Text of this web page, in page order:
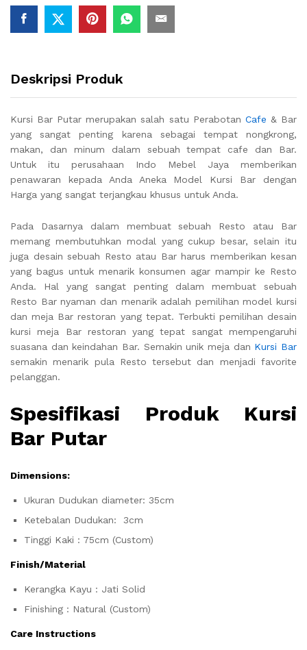
Deskripsi Produk
Kursi Bar Putar merupakan salah satu Perabotan Cafe & Bar
yang sangat penting karena sebagai tempat nongkrong,
makan, dan minum dalam sebuah tempat cafe dan Bar.
Untuk itu perusahaan Indo Mebel Jaya memberikan
penawaran kepada Anda Aneka Model Kursi Bar dengan
Harga yang sangat terjangkau khusus untuk Anda.
Pada Dasarnya dalam membuat sebuah Resto atau Bar
memang membutuhkan modal yang cukup besar, selain itu
juga desain sebuah Resto atau Bar harus memberikan kesan
yang bagus untuk menarik konsumen agar mampir ke Resto
Anda. Hal yang sangat penting dalam membuat sebuah
Resto Bar nyaman dan menarik adalah pemilihan model kursi
dan meja Bar restoran yang tepat. Terbukti pemilihan desain
kursi meja Bar restoran yang tepat sangat mempengaruhi
suasana dan keindahan Bar. Semakin unik meja dan Kursi Bar
semakin menarik pula Resto tersebut dan menjadi favorite
pelanggan.
Spesifikasi Produk Kursi
Bar Putar
Dimensions:
Ukuran Dudukan diameter: 35cm
Ketebalan Dudukan: 3cm
Tinggi Kaki : 75cm (Custom)
Finish/Material
Kerangka Kayu : Jati Solid
Finishing : Natural (Custom)
Care Instructions